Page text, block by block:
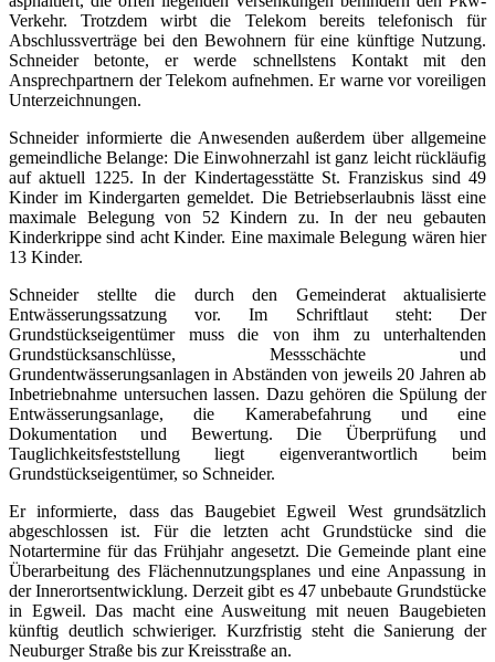
Verkehr. Trotzdem wirbt die Telekom bereits telefonisch für
Abschlussverträge bei den Bewohnern für eine künftige Nutzung.
Schneider betonte, er werde schnellstens Kontakt mit den
Ansprechpartnern der Telekom aufnehmen. Er warne vor voreiligen
Unterzeichnungen.
Schneider informierte die Anwesenden außerdem über allgemeine
gemeindliche Belange: Die Einwohnerzahl ist ganz leicht rückläufig
auf aktuell 1225. In der Kindertagesstätte St. Franziskus sind 49
Kinder im Kindergarten gemeldet. Die Betriebserlaubnis lässt eine
maximale Belegung von 52 Kindern zu. In der neu gebauten
Kinderkrippe sind acht Kinder. Eine maximale Belegung wären hier
13 Kinder.
Schneider stellte die durch den Gemeinderat aktualisierte
Entwässerungssatzung vor. Im Schriftlaut steht: Der
Grundstückseigentümer muss die von ihm zu unterhaltenden
Grundstücksanschlüsse, Messschächte und
Grundentwässerungsanlagen in Abständen von jeweils 20 Jahren ab
Inbetriebnahme untersuchen lassen. Dazu gehören die Spülung der
Entwässerungsanlage, die Kamerabefahrung und eine
Dokumentation und Bewertung. Die Überprüfung und
Tauglichkeitsfeststellung liegt eigenverantwortlich beim
Grundstückseigentümer, so Schneider.
Er informierte, dass das Baugebiet Egweil West grundsätzlich
abgeschlossen ist. Für die letzten acht Grundstücke sind die
Notartermine für das Frühjahr angesetzt. Die Gemeinde plant eine
Überarbeitung des Flächennutzungsplanes und eine Anpassung in
der Innerortsentwicklung. Derzeit gibt es 47 unbebaute Grundstücke
in Egweil. Das macht eine Ausweitung mit neuen Baugebieten
künftig deutlich schwieriger. Kurzfristig steht die Sanierung der
Neuburger Straße bis zur Kreisstraße an.